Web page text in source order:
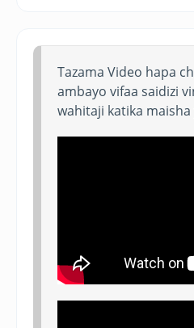
Tazama Video hapa
ambayo vifaa saidizi
wahitaji katika maisha